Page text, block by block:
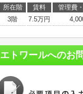
所在階 賃料 管理費
3階
7.5万円
エトワールへのお